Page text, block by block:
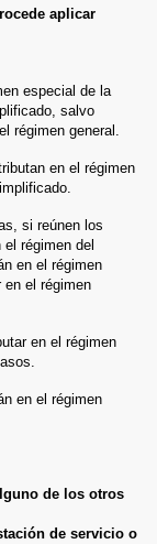
aplicar
especial de la
salvo
régimen general.
en el régimen
si reúnen los
régimen del
en el régimen
en el régimen
en el régimen
en el régimen
de los otros
de servicio o